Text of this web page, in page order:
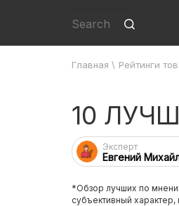
Главная \ Рейтинги
10
Эксперт
Евгений
*Обзор лучших по
субъективный